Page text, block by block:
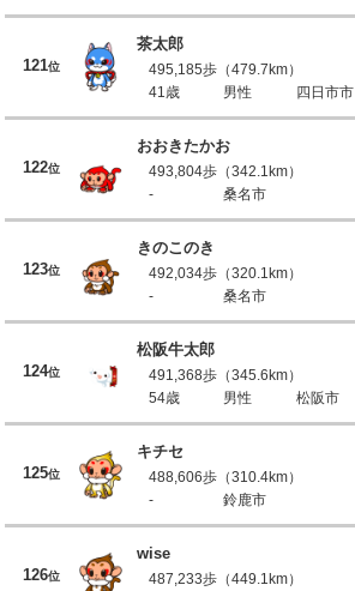
121位
茶太郎
495,185歩（479.7km）
41歳
男性 四日市市
122位
おおきたかお
493,804歩（342.1km）
-
桑名市
123位
きのこのき
492,034歩（320.1km）
-
桑名市
124位
松阪牛太郎
491,368歩（345.6km）
54歳
男性 松阪市
125位
キチセ
488,606歩（310.4km）
-
鈴鹿市
126位
wise
487,233歩（449.1km）